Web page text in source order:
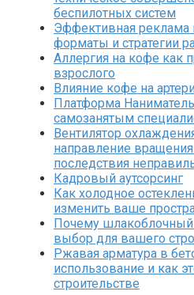
беспилотных систем
Эффективная реклама
форматы и стратегии
Аллергия на кофе как
взрослого
Влияние кофе на
Платформа
самозанятым
Вентилятор
направление
последствия
Кадровый аутсорсинг
Как холодное
изменить ваше
Почему
выбор для вашего
Ржавая арматура в
использование и как
строительстве